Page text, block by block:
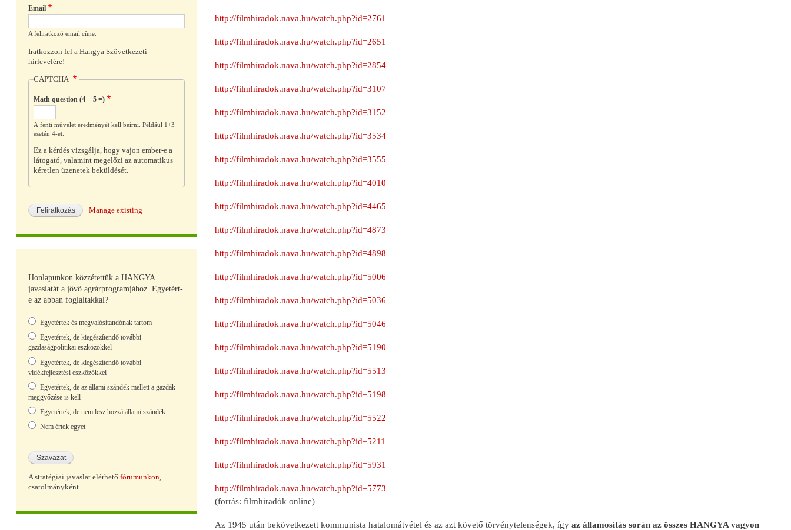
http://filmhiradok.nava.hu/watch.php?id=2761
http://filmhiradok.nava.hu/watch.php?id=2651
http://filmhiradok.nava.hu/watch.php?id=2854
http://filmhiradok.nava.hu/watch.php?id=3107
http://filmhiradok.nava.hu/watch.php?id=3152
http://filmhiradok.nava.hu/watch.php?id=3534
http://filmhiradok.nava.hu/watch.php?id=3555
http://filmhiradok.nava.hu/watch.php?id=4010
http://filmhiradok.nava.hu/watch.php?id=4465
http://filmhiradok.nava.hu/watch.php?id=4873
http://filmhiradok.nava.hu/watch.php?id=4898
http://filmhiradok.nava.hu/watch.php?id=5006
http://filmhiradok.nava.hu/watch.php?id=5036
http://filmhiradok.nava.hu/watch.php?id=5046
http://filmhiradok.nava.hu/watch.php?id=5190
http://filmhiradok.nava.hu/watch.php?id=5513
http://filmhiradok.nava.hu/watch.php?id=5198
http://filmhiradok.nava.hu/watch.php?id=5522
http://filmhiradok.nava.hu/watch.php?id=5211
http://filmhiradok.nava.hu/watch.php?id=5931
http://filmhiradok.nava.hu/watch.php?id=5773
(forrás: filmhiradók online)
Az 1945 után bekövetkezett kommunista hatalomátvétel és az azt követő törvénytelenségek, így az államosítás során az összes HANGYA vagyon
Email
A feliratkozó email címe.
Iratkozzon fel a Hangya Szövetkezeti
hírlevelére!
CAPTCHA
Math question (4 + 5 =)
A fenti művelet eredményét kell beírni. Például 1+3
esetén 4-et.
Ez a kérdés vizsgálja, hogy vajon ember-e a
látogató, valamint megelőzi az automatikus
kéretlen üzenetek beküldését.
Manage existing
Honlapunkon közzétettük a HANGYA
javaslatát a jövő agrárprogramjához. Egyetért-
e az abban foglaltakkal?
Választások
Egyetértek és megvalósítandónak tartom
Egyetértek, de kiegészítendő további
gazdaságpolitikai eszközökkel
Egyetértek, de kiegészítendő további
vidékfejlesztési eszközökkel
Egyetértek, de az állami szándék mellett a gazdák
meggyőzése is kell
Egyetértek, de nem lesz hozzá állami szándék
Nem értek egyet
A stratégiai javaslat elérhető fórumunkon,
csatolmányként.